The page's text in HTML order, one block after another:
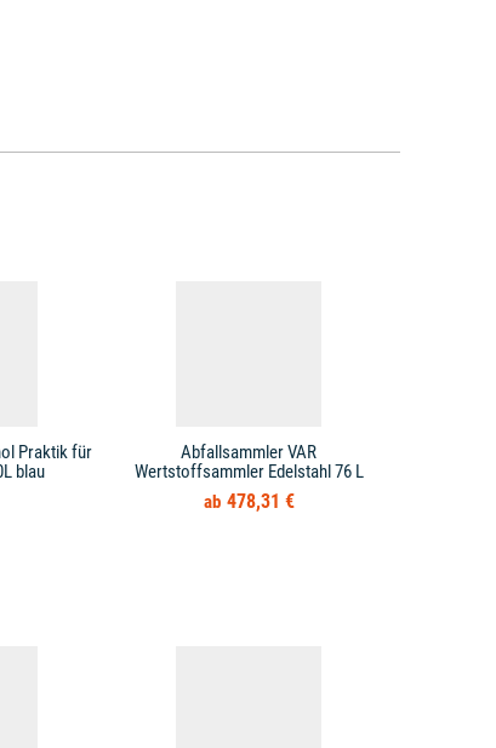
Praktik für
blau
Abfallsammler VAR
Wertstoffsammler Edelstahl 76 L
478,31 €